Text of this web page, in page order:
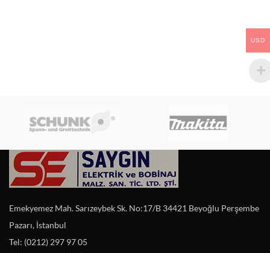
Emekyemez Mah. Sarızeybek Sk. No:17/B 34421 Beyoğlu Perşembe
Pazarı, İstanbul
Tel: (0212) 297 97 05
USD